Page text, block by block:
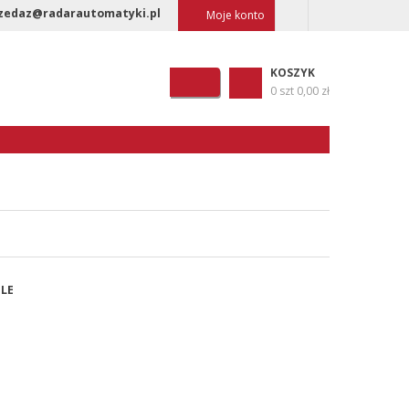
Moje konto
KOSZYK
0 szt 0,00 zł